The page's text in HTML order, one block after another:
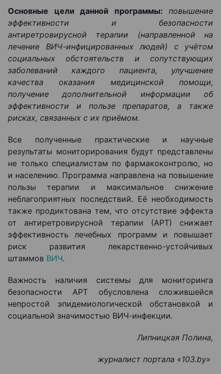
Основные цели данной программы:
повышение
эффективности и безопасности
антиретровирусной терапии (направленной на
лечение ВИЧ-инфицированных людей) с учётом
социальных обстоятельств и сопутствующих
заболеваний каждого пациента, улучшение
качества оказания медицинской помощи,
получение дополнительной информации об
эффективности и пользе препаратов, а также
рисках, связанных с их приёмом.
Все полученные практические и научные
результаты мониторирования будут представлены
не только специалистам по фармакоконтролю, но
и населению. Программа направлена на повышение
пользы терапии и максимальное снижение
неблагоприятных последствий. Её необходимость
также продиктована тем, что отсутствие эффекта
от антиретровирусной терапии (АРТ) снижает
эффективность лечебных программ и повышает
риск развития лекарственно-устойчивых
штаммов ВИЧ.
Важность наличия системы для мониторинга
безопасности АРТ обусловлена сложившейся
непростой эпидемиологической обстановкой и
социальной значимостью ВИЧ-инфекции.
Липницкая Полина,
журналист портала «103.by»